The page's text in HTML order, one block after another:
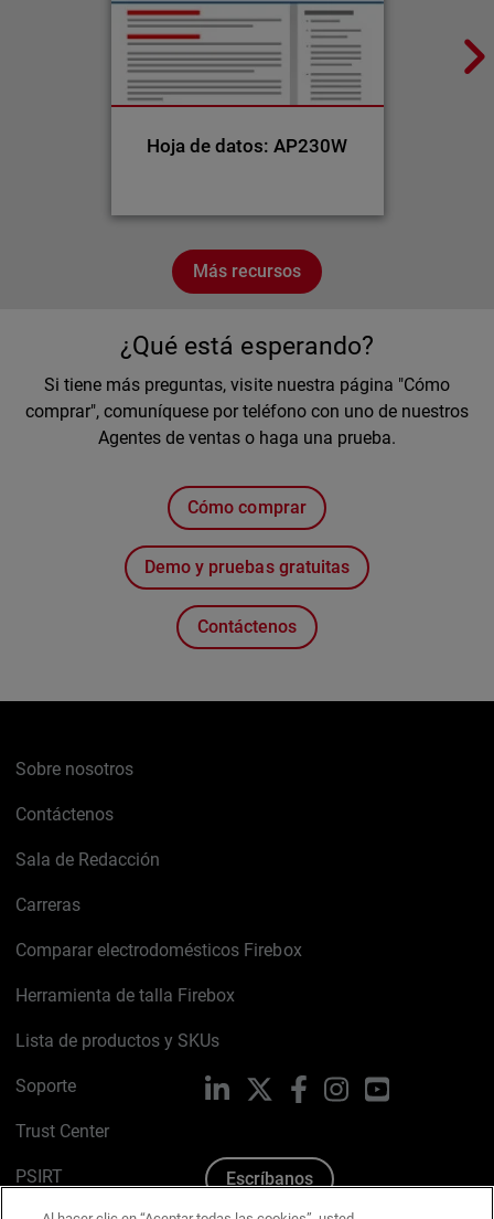
Hoja de datos: AP230W
Más recursos
¿Qué está esperando?
Si tiene más preguntas, visite nuestra página "Cómo
comprar", comuníquese por teléfono con uno de nuestros
Agentes de ventas o haga una prueba.
Cómo comprar
Demo y pruebas gratuitas
Contáctenos
Sobre nosotros
Contáctenos
Sala de Redacción
Carreras
Comparar electrodomésticos Firebox
Herramienta de talla Firebox
Lista de productos y SKUs
Soporte
Trust Center
PSIRT
LinkedIn FacebookInstagramYouTube
Escríbanos